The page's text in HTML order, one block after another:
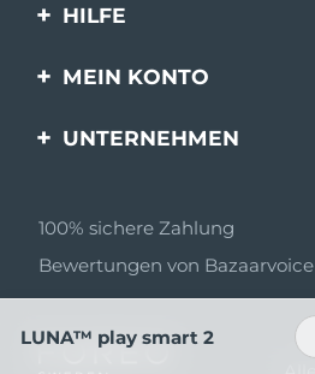
HILFE
Kontaktiere uns
MEIN KONTO
UNTERNEHMEN
Partnerprogramm
Partner Nachrichten
MYSA
100% sichere Zahlung
Bewertungen von Bazaarvoice
LUNA™ play smart 2